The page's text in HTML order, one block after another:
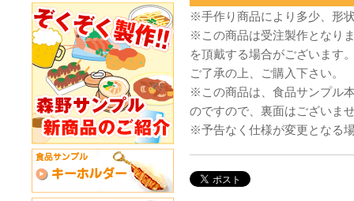
※手作り商品により多少、形
※この商品は受注製作となり
を頂戴する場合がございます
ご了承の上、ご購入下さい。
※この商品は、食品サンプル
のですので、裏面はございま
※予告なく仕様が変更となる